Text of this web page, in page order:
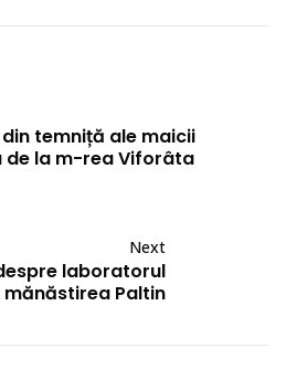
temniță ale maicii
de la m-rea Viforâta
Next
laboratorul
Paltin